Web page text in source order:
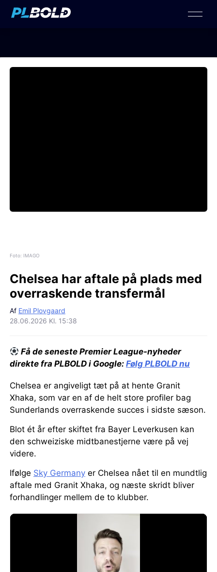
Foto: IMAGO
Chelsea har aftale på plads med
overraskende transfermål
Af Emil Plovgaard
28.06.2026 Kl. 15:38
Få de seneste Premier League-nyheder
direkte fra PLBOLD i Google: Følg PLBOLD nu
Chelsea er angiveligt tæt på at hente Granit
Xhaka, som var en af de helt store profiler bag
Sunderlands overraskende succes i sidste sæson.
Blot ét år efter skiftet fra Bayer Leverkusen kan
den schweiziske midtbanestjerne være på vej
videre.
Ifølge Sky Germany er Chelsea nået til en mundtlig
aftale med Granit Xhaka, og næste skridt bliver
forhandlinger mellem de to klubber.